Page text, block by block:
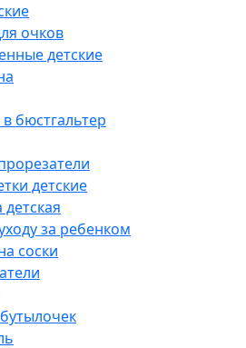
очков
детские
бюстгальтер
детские
за ребенком
соски